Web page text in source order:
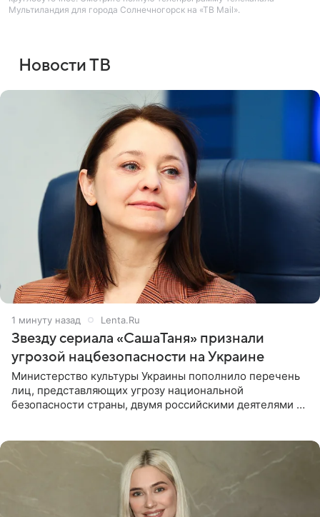
Мультиландия для города Солнечногорск на «ТВ Mail».
Новости ТВ
1 минуту назад Lenta.Ru
Звезду сериала «СашаТаня» признали
угрозой нацбезопасности на Украине
Министерство культуры Украины пополнило перечень
лиц, представляющих угрозу национальной
безопасности страны, двумя российскими деятелями —